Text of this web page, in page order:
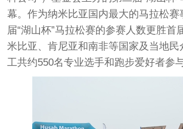
幕。作为纳米比亚国内最大的马拉松赛
届“湖山杯”马拉松赛的参赛人数更胜首
米比亚、肯尼亚和南非等国家及当地民
工共约550名专业选手和跑步爱好者参与